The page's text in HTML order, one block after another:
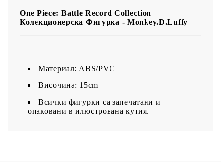
One Piece: Battle Record Collection
Колекционерска Фигурка - Monkey.D.Luffy
Материал: ABS/PVC
Височина: 15cm
Всички фигурки са запечатани и
опаковани в илюстрована кутия.